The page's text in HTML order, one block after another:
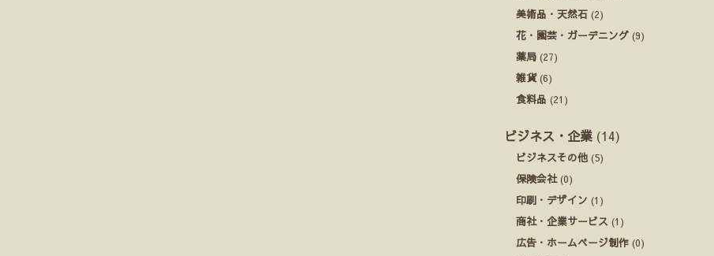
美術品・天然石 (2)
花・園芸・ガーデニング (9)
薬局 (27)
雑貨(6)
食料品 (21)
ビジネス・企業 (14)
ビジネスその他 (5)
保険会社(0)
印刷・デザイン (1)
商社・企業サービス (1)
広告・ホームページ制作 (0)